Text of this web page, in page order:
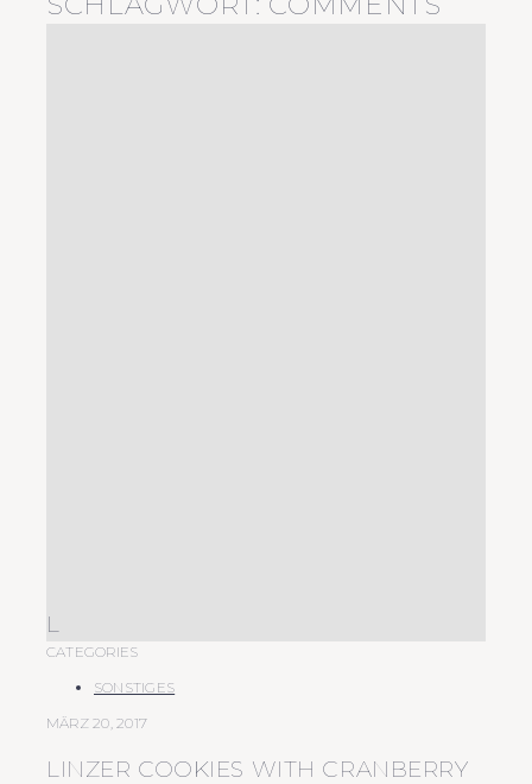
L
CATEGORIES
SONSTIGES
MÄRZ 20, 2017
LINZER COOKIES WITH CRANBERRY